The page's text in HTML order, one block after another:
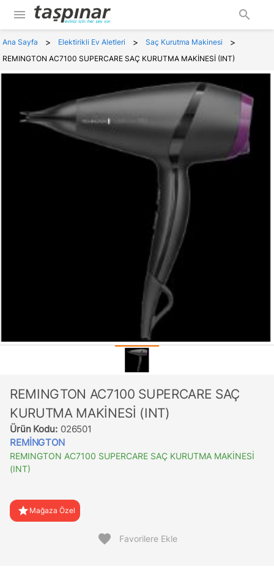
menu search
Ana Sayfa > Elektirikli Ev Aletleri > Saç Kurutma Makinesi >
REMINGTON AC7100 SUPERCARE SAÇ KURUTMA MAKİNESİ (INT)
REMINGTON AC7100 SUPERCARE SAÇ
KURUTMA MAKİNESİ (INT)
Ürün Kodu: 026501
REMİNGTON
REMINGTON AC7100 SUPERCARE SAÇ KURUTMA MAKİNESİ
(INT)
star Mağaza Özel
favorite Favorilere Ekle